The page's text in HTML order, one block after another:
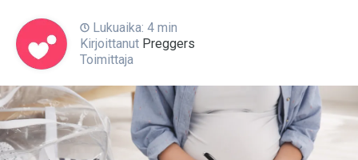
Lukuaika: 4 min
Kirjoittanut Preggers
Toimittaja